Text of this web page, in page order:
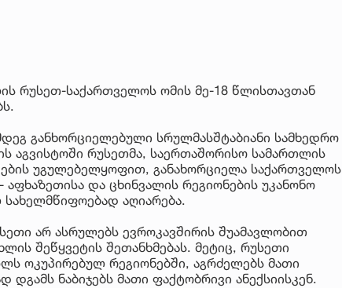
რუსეთ-საქართველოს ომის მე-18 წლისთავთან
განხორციელებული სრულმასშტაბიანი სამხედრო
აგვისტოში რუსეთმა, საერთაშორისო სამართლის
უგულებელყოფით, განახორციელა საქართველოს
და ცხინვალის რეგიონების უკანონო
აღიარება.
არ ასრულებს ევროკავშირის შუამავლობით
შეწყვეტის შეთანხმებას. მეტიც, რუსეთი
ოკუპირებულ რეგიონებში, აგრძელებს მათი
ნაბიჯებს მათი ფაქტობრივი ანექსიისკენ.